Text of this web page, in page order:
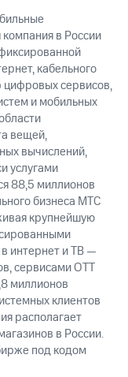
в России
кабельного
цифровых сервисов,
и мобильных
вещей,
вычислений,
услугами
88,5 миллионов
бизнеса МТС
крупнейшую
интернет и ТВ —
сервисами OTT
миллионов
клиентов
располагает
в России.
под кодом